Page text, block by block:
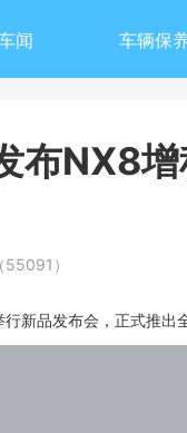
闻 车辆保
布NX8
55091）
新品发布会，正式推